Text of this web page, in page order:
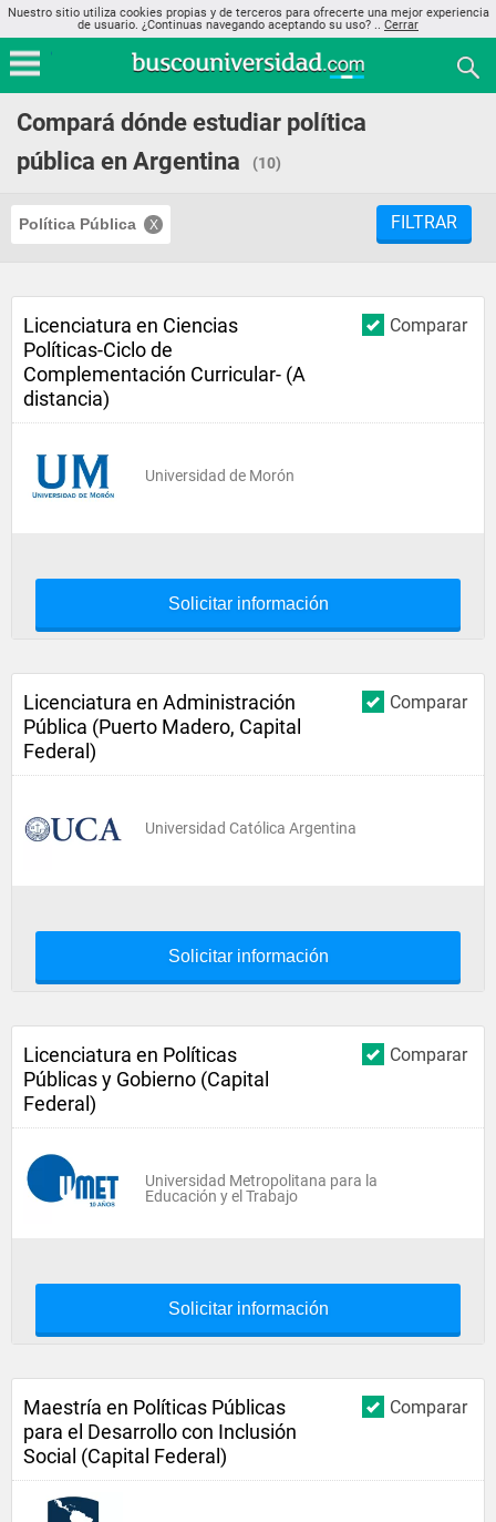
Nuestro sitio utiliza cookies propias y de terceros para ofrecerte una mejor experiencia
de usuario. ¿Continuas navegando aceptando su uso? .. Cerrar
Compará dónde estudiar política
pública en Argentina
(10)
Política Pública FILTRAR
Comparar
Licenciatura en Ciencias
Políticas-Ciclo de
Complementación Curricular- (A
distancia)
Universidad de Morón
Solicitar información
Comparar
Licenciatura en Administración
Pública (Puerto Madero, Capital
Federal)
Universidad Católica Argentina
Solicitar información
Comparar
Licenciatura en Políticas
Públicas y Gobierno (Capital
Federal)
Universidad Metropolitana para la
Educación y el Trabajo
Solicitar información
Comparar
Maestría en Políticas Públicas
para el Desarrollo con Inclusión
Social (Capital Federal)